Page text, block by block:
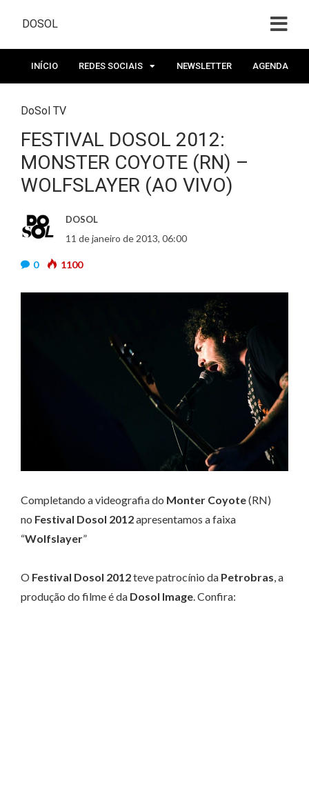
DOSOL
INÍCIO REDES SOCIAIS NEWSLETTER AGENDA
DoSol TV
FESTIVAL DOSOL 2012:
MONSTER COYOTE (RN) –
WOLFSLAYER (AO VIVO)
DOSOL
11 de janeiro de 2013, 06:00
0 1100
Completando a videografia do Monter Coyote(RN)
no Festival Dosol 2012apresentamos a faixa
“Wolfslayer”
O Festival Dosol 2012teve patrocínio da Petrobras , a
produção do filme é da Dosol Image . Confira: